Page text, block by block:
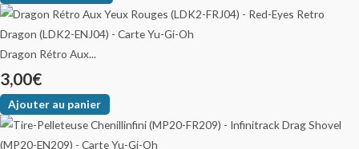
Dragon Rétro Aux...
3,00€
Ajouter au panier